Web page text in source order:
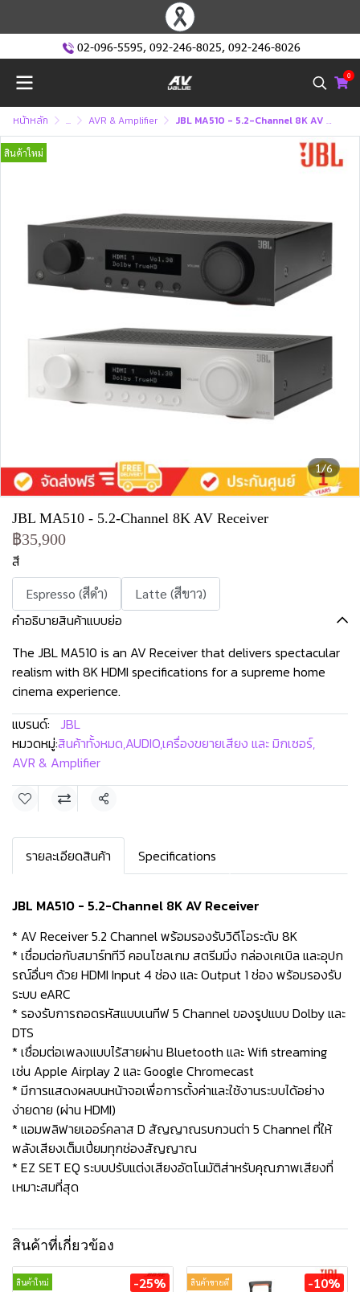
02-096-5595, 092-246-8025, 092-246-8026
0
หน้าหลัก ... AVR & Amplifier JBL MA510 - 5.2-Channel 8K AV Receiver
1/6
สินค้าใหม่
JBL MA510 - 5.2-Channel 8K AV Receiver
฿35,900
สี
Espresso (สีดำ) Latte (สีขาว)
คำอธิบายสินค้าแบบย่อ
The JBL MA510 is an AV Receiver that delivers spectacular
realism with 8K HDMI specifications for a supreme home
cinema experience.
แบรนด์: JBL
หมวดหมู่:สินค้าทั้งหมด,AUDIO,เครื่องขยายเสียง และ มิกเซอร์,
AVR & Amplifier
แชร์
รายละเอียดสินค้า Specifications
JBL MA510 - 5.2-Channel 8K AV Receiver
* AV Receiver 5.2 Channel พร้อมรองรับวิดีโอระดับ 8K
* เชื่อมต่อกับสมาร์ททีวี คอนโซลเกม สตรีมมิ่ง กล่องเคเบิล และอุปก
รณ์อื่นๆ ด้วย HDMI Input 4 ช่อง และ Output 1 ช่อง พร้อมรองรับ
ระบบ eARC
* รองรับการถอดรหัสแบบเนทีฟ 5 Channel ของรูปแบบ Dolby และ
DTS
* เชื่อมต่อเพลงแบบไร้สายผ่าน Bluetooth และ Wifi streaming
เช่น Apple Airplay 2 และ Google Chromecast
* มีการแสดงผลบนหน้าจอเพื่อการตั้งค่าและใช้งานระบบได้อย่าง
ง่ายดาย (ผ่าน HDMI)
* แอมพลิฟายเออร์คลาส D สัญญาณรบกวนต่า 5 Channel ที่ให้
พลังเสียงเต็มเปี่ยมทุกช่องสัญญาณ
* EZ SET EQ ระบบปรับแต่งเสียงอัตโนมัติส่าหรับคุณภาพเสียงที่
เหมาะสมที่สุด
สินค้าที่เกี่ยวข้อง
สินค้าใหม่ -25% สินค้าขายดี -10%